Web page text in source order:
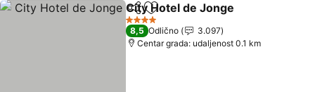
Deli Dodati u favorite
City Hotel de Jonge
4 Zvezdice
8,5 Odlično
3.097
Centar grada: udaljenost 0.1 km